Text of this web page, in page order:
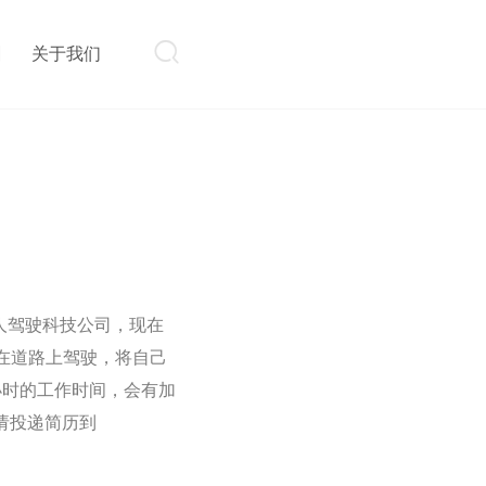

关于我们
驾驶科技公司，现在
道路上驾驶，将自己
的工作时间，会有加
投递简历到